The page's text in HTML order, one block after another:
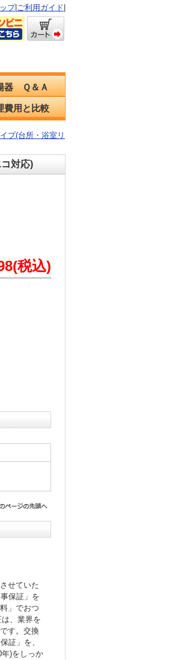
プ| ご利用ガイド
器 Ｑ＆Ａ
費用と比較
プ(台所・浴室リ
対応)
税込)
せていた
保証」を
」でおつ
、業界を
す。交換
証」を、
)をしっか